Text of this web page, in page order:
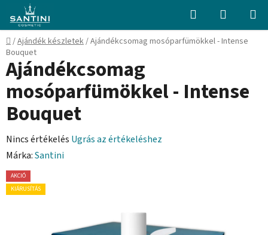
fő
tartalomhoz
Keresés KOSÁR
Kezdőlap
/Ajándék készletek/Ajándékcsomag mosóparfümökkel - Intense
Bouquet
Ajándékcsomag
mosóparfümökkel - Intense
Bouquet
A
termék
átlagos
értékelése
Nincs értékelés Ugrás az értékeléshez
Márka:Santini
AKCIÓ
KIÁRUSÍTÁS